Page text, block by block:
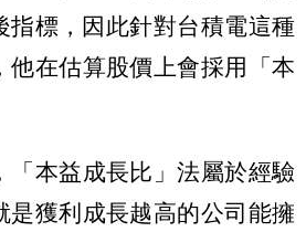
指標，因此針對台積電這種
他在估算股價上會採用「本
「本益成長比」法屬於經驗
是獲利成長越高的公司能擁